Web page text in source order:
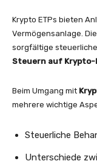
Krypto ETPs bieten
Vermögensanlage.
sorgfältige
Steuern auf Krypto-
Beim Umgang mit
mehrere wichtige
Steuerliche
Unterschiede